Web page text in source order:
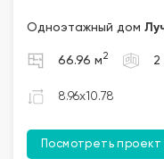
Одноэтажный дом
66.96 м 2 2
8.96x10.78
Посмотреть проект